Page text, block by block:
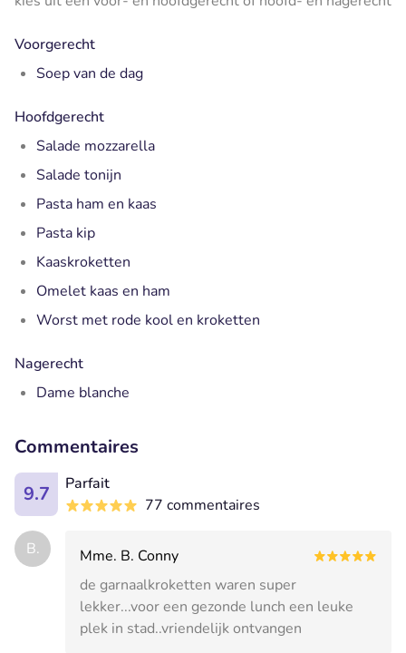
Voorgerecht
Soep van de dag
Hoofdgerecht
Salade mozzarella
Salade tonijn
Pasta ham en kaas
Pasta kip
Kaaskroketten
Omelet kaas en ham
Worst met rode kool en kroketten
Nagerecht
Dame blanche
Commentaires
9.7
Parfait
77 commentaires
B.
Mme. B. Conny
de garnaalkroketten waren super
lekker...voor een gezonde lunch een leuke
plek in stad..vriendelijk ontvangen